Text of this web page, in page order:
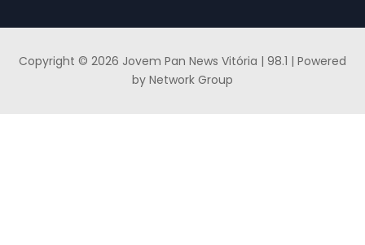
Copyright © 2026 Jovem Pan News Vitória | 98.1 | Powered
by Network Group